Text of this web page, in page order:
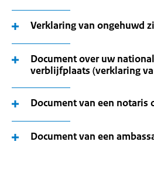
Verklaring van ongehuwd
Document over uw
verblijfplaats (verklaring
Document van een notaris
Document van een